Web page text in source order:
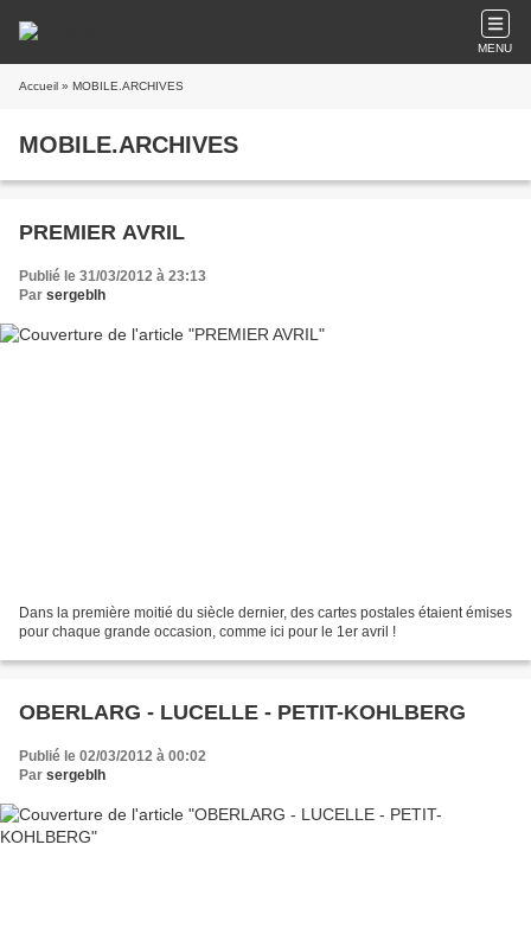
MENU
Accueil » MOBILE.ARCHIVES
MOBILE.ARCHIVES
PREMIER AVRIL
Publié le 31/03/2012 à 23:13
Par sergeblh
Dans la première moitié du siècle dernier, des cartes postales étaient émises
pour chaque grande occasion, comme ici pour le 1er avril !
OBERLARG - LUCELLE - PETIT-KOHLBERG
Publié le 02/03/2012 à 00:02
Par sergeblh